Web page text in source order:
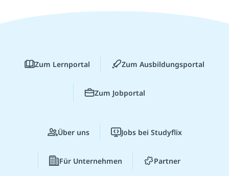
Zum Lernportal Zum Ausbildungsportal
Zum Jobportal
Über uns Jobs bei Studyflix
Für Unternehmen Partner